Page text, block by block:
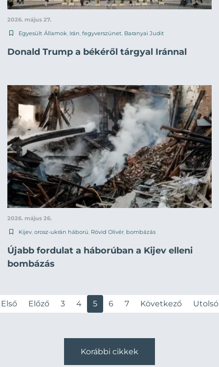
2026. május 27.
Egyesült Államok Irán fegyverszünet Baranyai Judit
Donald Trump a békéről tárgyal Iránnal
2026. május 26.
Kijev, orosz-ukrán háború, Rövid Olivér, bombázás
Újabb fordulat a háborúban a Kijev elleni
bombázás
Első Előző 3 4 5 6 7 Következő Utolsó
Korábbi cikkek